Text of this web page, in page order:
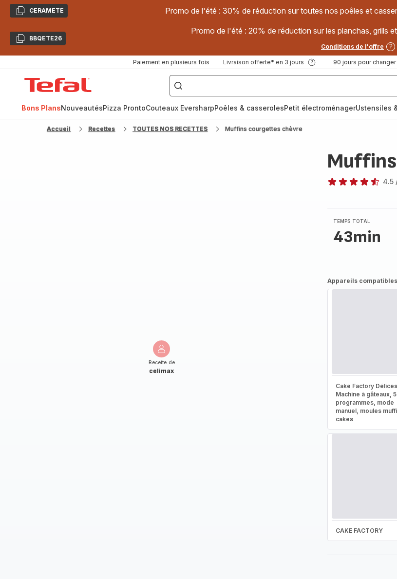
CopierCERAMETE Promo de l'été : 30% de réduction sur toutes nos poêles et
CopierBBQETE26
Promo de l'été : 20% de réduction sur les planchas, grills
Conditions de l'offre
Paiement en plusieurs fois Livraison offerte* en 3 jours 90 jours pour changer
["Poêles
inox,
Cake
Factory,
Bons PlansNouveautésPizza ProntoCouteaux EversharpPoêles & casserolesPetit électroménagerUstensiles
Accueil Recettes TOUTES NOS RECETTES Muffins courgettes chèvre
Recette de
celimax
4.5
TEMPS TOTAL
43min
Appareils
Cake Factory
Machine à gâteaux, 5
programmes, mode
manuel, moules
cakes
CAKE FACTORY